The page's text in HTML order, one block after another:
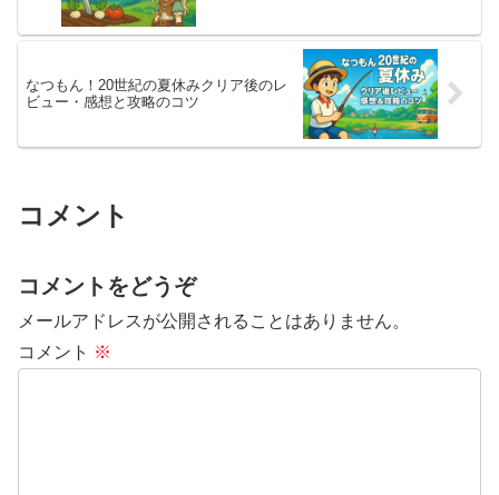
なつもん！20世紀の夏休みクリア後のレ
ビュー・感想と攻略のコツ
コメント
コメントをどうぞ
メールアドレスが公開されることはありません。
コメント ※